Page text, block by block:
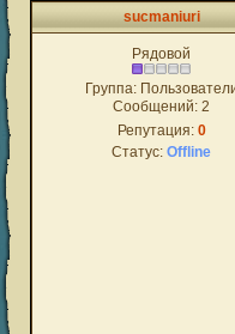
sucmaniuri
Рядовой
Группа:
Сообщений: 2
Репутация: 0
Статус: Offline